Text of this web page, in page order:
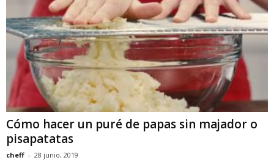
Cómo hacer un puré de papas sin majador o
pisapatatas
cheff - 28 junio, 2019